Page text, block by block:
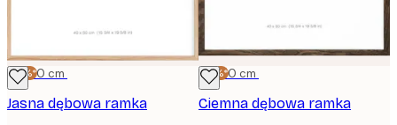
-15%*
40x50 cm
Jasna dębowa ramka
-15%*
40x50 cm
Ciemna dębowa ramka